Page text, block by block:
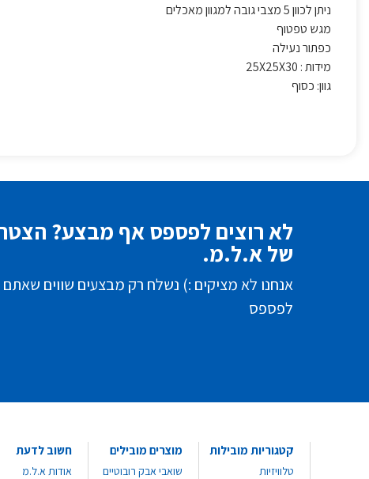
ניתן לכוון 5 מצבי גובה למגוון מאכלים
מגש טפטוף
כפתור נעילה
מידות : 25X25X30
גוון: כסוף
לא רוצים לפספס אף מבצע?
של א.ל.מ.
אנחנו לא מציקים :) נשלח רק מבצעים שווים שאתם
לפספס
קטגוריות מובילות
טלוויזיות
מוצרים מובילים
שואבי אבק רובוטיים
חשוב לדעת
אודות א.ל.מ